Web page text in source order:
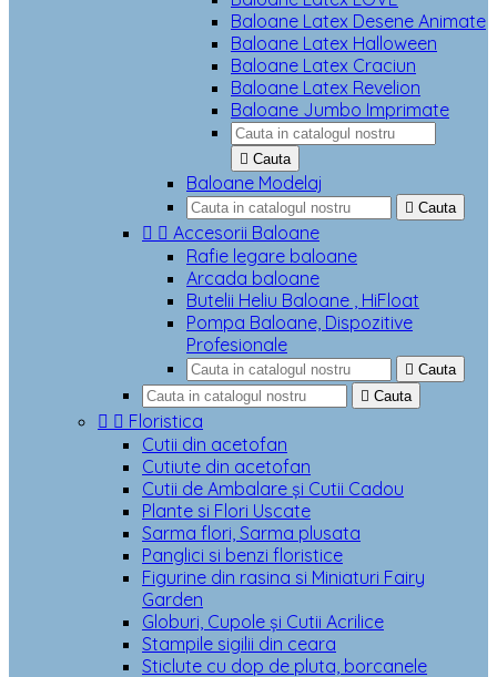
Baloane Latex Desene Animate
Baloane Latex Halloween
Baloane Latex Craciun
Baloane Latex Revelion
Baloane Jumbo Imprimate
 Cauta
Baloane Modelaj
 Cauta
  Accesorii Baloane
Rafie legare baloane
Arcada baloane
Butelii Heliu Baloane , HiFloat
Pompa Baloane, Dispozitive
Profesionale
 Cauta
 Cauta
  Floristica
Cutii din acetofan
Cutiute din acetofan
Cutii de Ambalare și Cutii Cadou
Plante si Flori Uscate
Sarma flori, Sarma plusata
Panglici si benzi floristice
Figurine din rasina si Miniaturi Fairy
Garden
Globuri, Cupole și Cutii Acrilice
Stampile sigilii din ceara
Sticlute cu dop de pluta, borcanele